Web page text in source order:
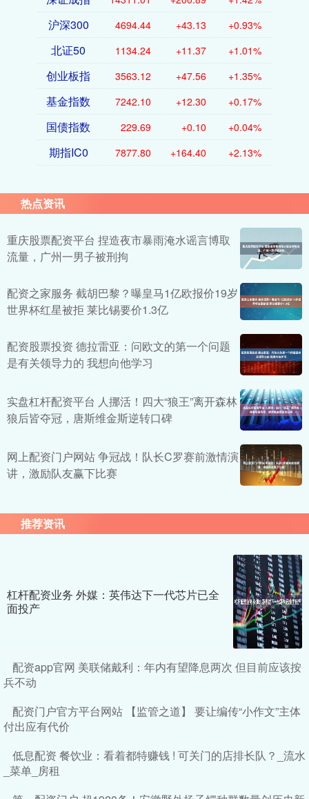
沪深300 4694.44 +43.13 +0.93%
北证50 1134.24 +11.37 +1.01%
创业板指 3563.12 +47.56 +1.35%
基金指数 7242.10 +12.30 +0.17%
国债指数 229.69 +0.10 +0.04%
期指IC0 7877.80 +164.40 +2.13%
热点资讯
重庆股票配资平台 捏造夜市暴雨淹水谣言博取
流量，广州一男子被刑拘
配资之家服务 截胡巴黎？曝皇马1亿欧报价19岁
世界杯红星被拒 莱比锡要价1.3亿
配资股票投资 德拉雷亚：问欧文的第一个问题
是有关领导力的 我想向他学习
实盘杠杆配资平台 人挪活！四大“狼王”离开森林
狼后皆夺冠，唐斯维金斯逆转口碑
网上配资门户网站 争冠战！队长C罗赛前激情演
讲，激励队友赢下比赛
推荐资讯
杠杆配资业务 外媒：英伟达下一代芯片已全
面投产
配资app官网 美联储戴利：年内有望降息两次 但目前应该按
兵不动
配资门户官方平台网站 【监管之道】 要让编传“小作文”主体
付出应有代价
低息配资 餐饮业：看着都特赚钱 ! 可关门的店排长队？_流水
_菜单_房租